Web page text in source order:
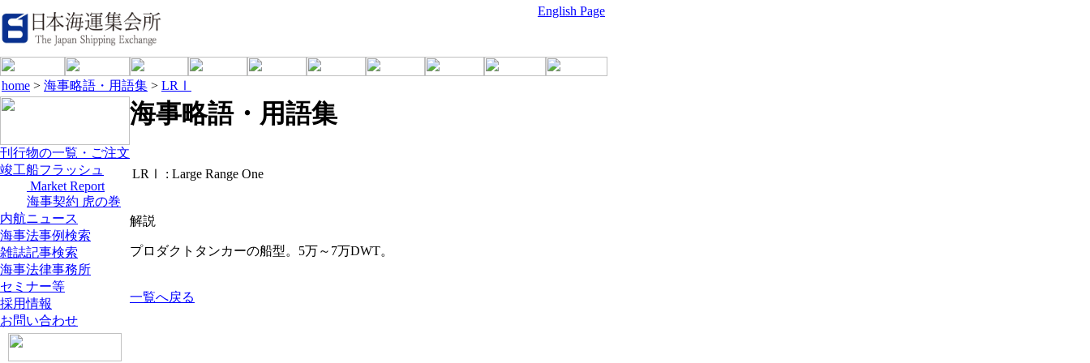
English Page
home > 海事略語・用語集 > LRⅠ
刊行物の一覧・ご注文
竣工船フラッシュ
Market Report
海事契約 虎の巻
内航ニュース
海事法事例検索
雑誌記事検索
海事法律事務所
セミナー等
採用情報
お問い合わせ
海事略語・用語集
LRⅠ : Large Range One
解説
プロダクトタンカーの船型。5万～7万DWT。
一覧へ戻る